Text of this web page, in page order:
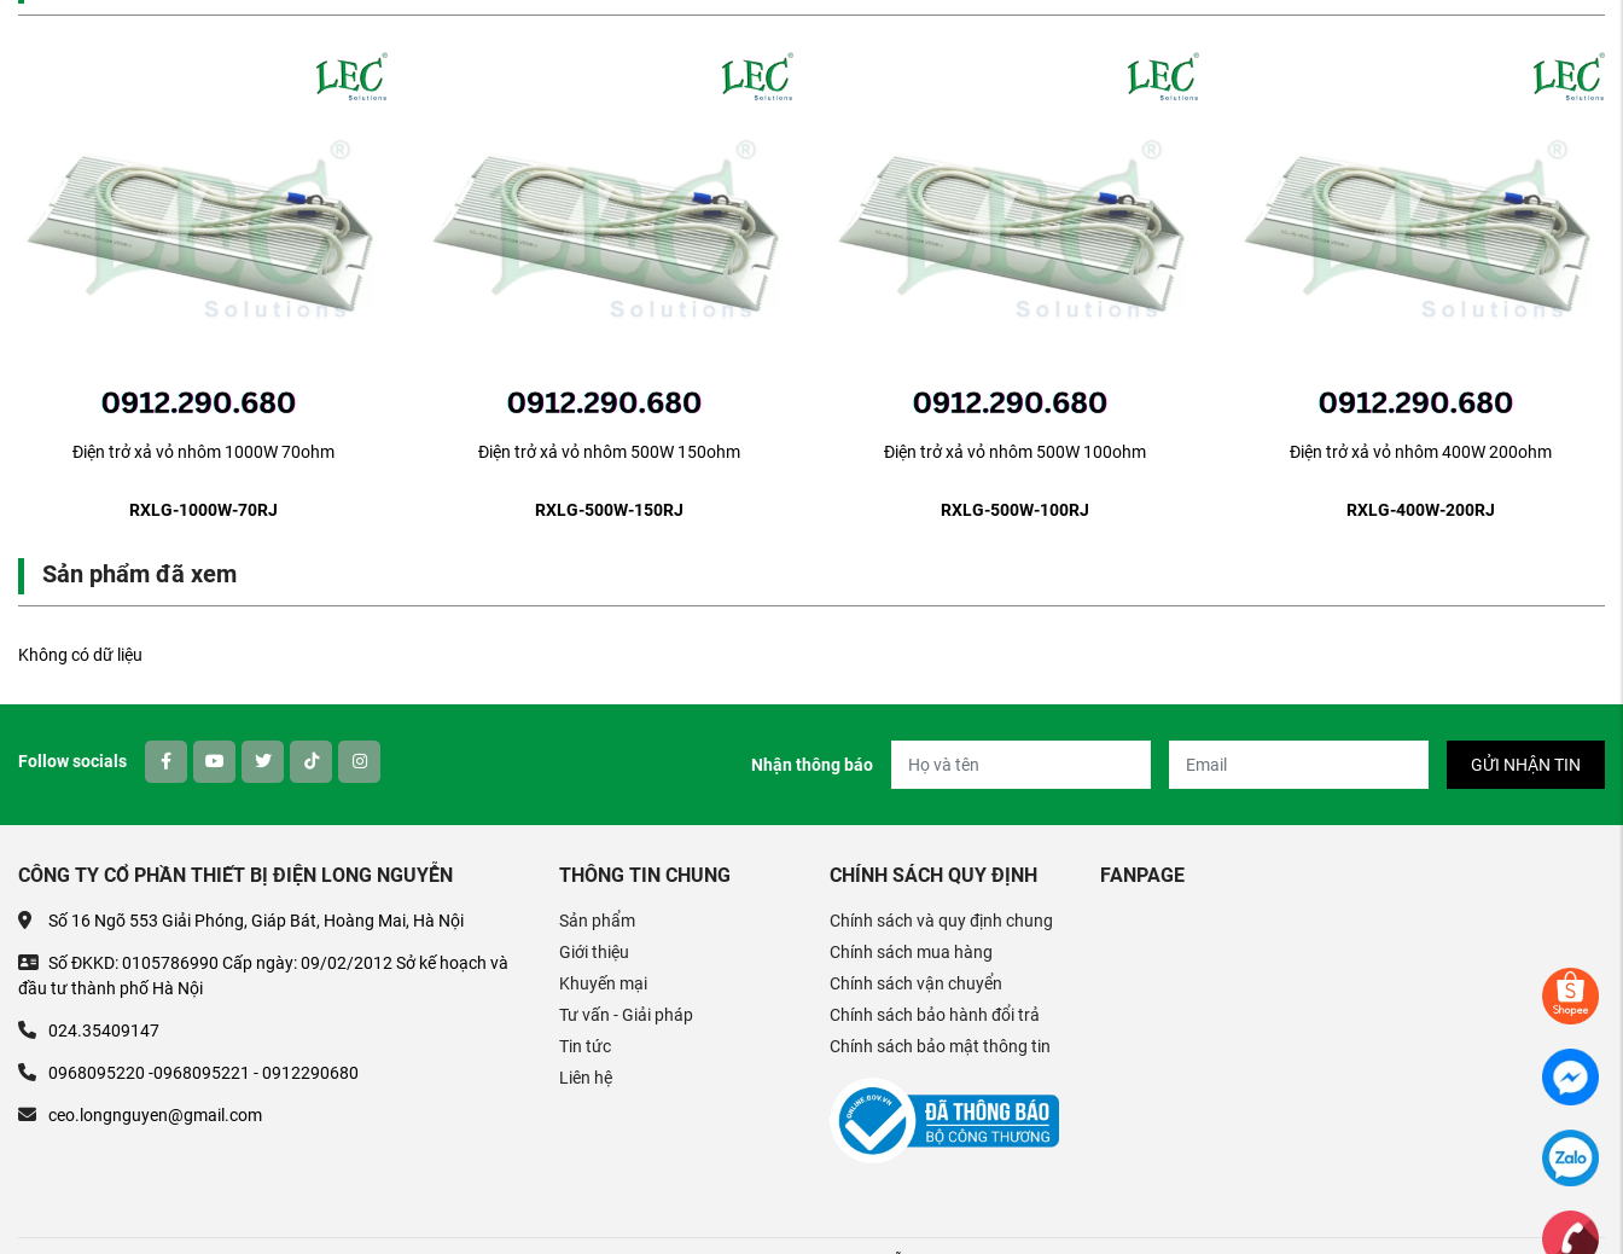
Điện trở xả vỏ nhôm 1000W 70ohm
RXLG-1000W-70RJ
Điện trở xả vỏ nhôm 500W 150ohm
RXLG-500W-150RJ
Điện trở xả vỏ nhôm 500W 100ohm
RXLG-500W-100RJ
Điện trở xả vỏ nhôm 400W 200ohm
RXLG-400W-200RJ
Sản phẩm đã xem
Không có dữ liệu
Follow socials Nhận thông báo GỬI NHẬN TIN
CÔNG TY CỔ PHẦN THIẾT BỊ ĐIỆN LONG NGUYỄN
Số 16 Ngõ 553 Giải Phóng, Giáp Bát, Hoàng Mai, Hà Nội
Số ĐKKD: 0105786990 Cấp ngày: 09/02/2012 Sở kế hoạch và
đầu tư thành phố Hà Nội
024.35409147
0968095220 -0968095221 - 0912290680
ceo.longnguyen@gmail.com
THÔNG TIN CHUNG
Sản phẩm
Giới thiệu
Khuyến mại
Tư vấn - Giải pháp
Tin tức
Liên hệ
CHÍNH SÁCH QUY ĐỊNH
Chính sách và quy định chung
Chính sách mua hàng
Chính sách vận chuyển
Chính sách bảo hành đổi trả
Chính sách bảo mật thông tin
FANPAGE